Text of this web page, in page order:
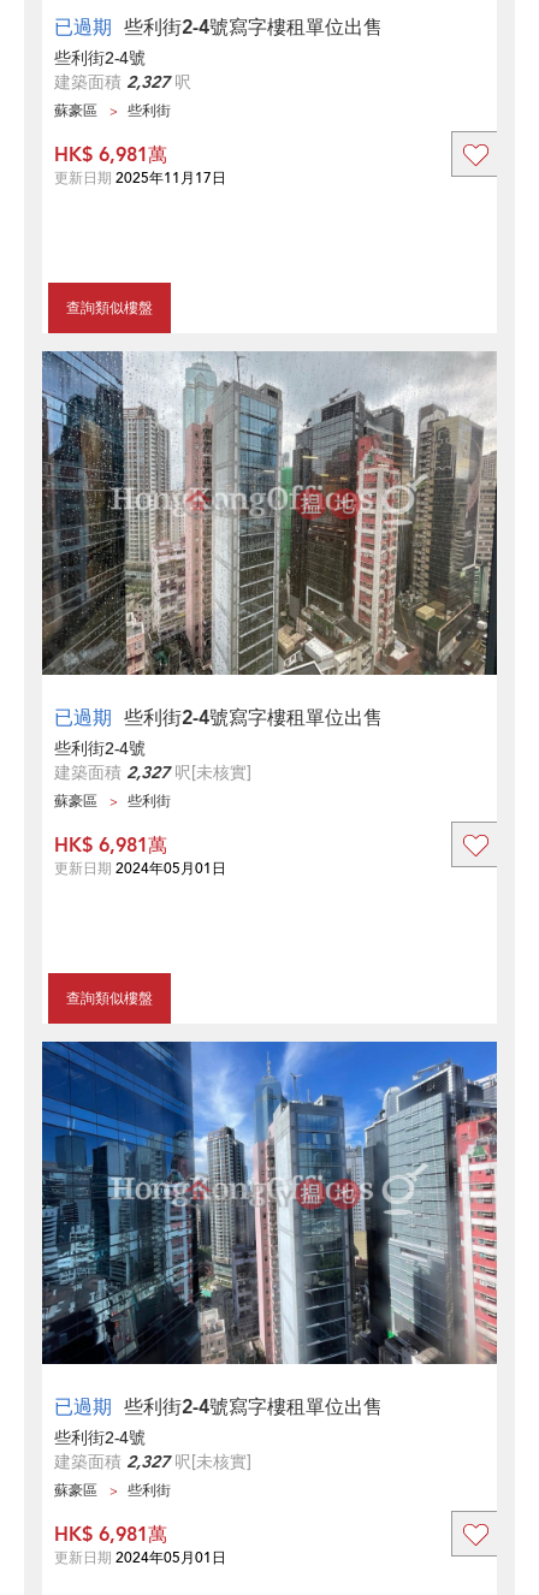
已過期 些利街2-4號寫字樓租單位出售
些利街2-4號
建築面積 2,327呎
蘇豪區 些利街
查詢類似樓盤
HK$ 6,981萬
更新日期 2025年11月17日
已過期 些利街2-4號寫字樓租單位出售
些利街2-4號
建築面積 2,327呎[未核實]
蘇豪區 些利街
查詢類似樓盤
HK$ 6,981萬
更新日期 2024年05月01日
已過期 些利街2-4號寫字樓租單位出售
些利街2-4號
建築面積 2,327呎[未核實]
蘇豪區 些利街
HK$ 6,981萬
更新日期 2024年05月01日